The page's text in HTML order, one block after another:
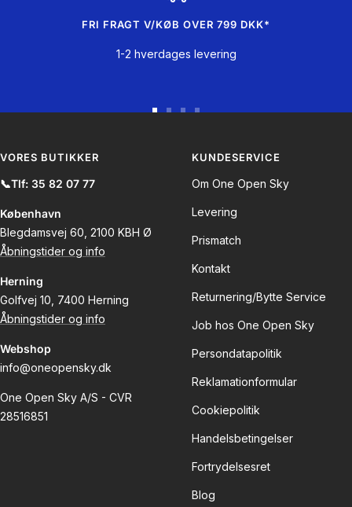
FRI FRAGT V/KØB OVER 799 DKK*
1-2 hverdages levering
slideslide
VORES BUTIKKER
📞Tlf: 35 82 07 77
København
Blegdamsvej 60, 2100 KBH Ø
Åbningstider og info
Herning
Golfvej 10, 7400 Herning
Åbningstider og info
Webshop
info@oneopensky.dk
One Open Sky A/S - CVR
28516851
KUNDESERVICE
Om One Open Sky
Levering
Prismatch
Kontakt
Returnering/Bytte Service
Job hos One Open Sky
Persondatapolitik
Reklamationformular
Cookiepolitik
Handelsbetingelser
Fortrydelsesret
Blog